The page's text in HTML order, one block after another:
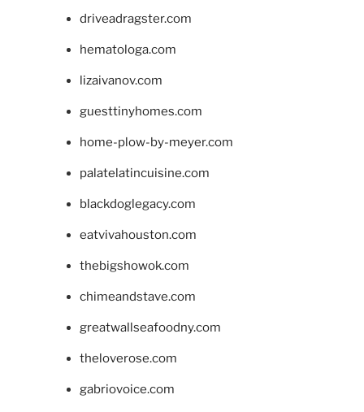
driveadragster.com
hematologa.com
lizaivanov.com
guesttinyhomes.com
home-plow-by-meyer.com
palatelatincuisine.com
blackdoglegacy.com
eatvivahouston.com
thebigshowok.com
chimeandstave.com
greatwallseafoodny.com
theloverose.com
gabriovoice.com